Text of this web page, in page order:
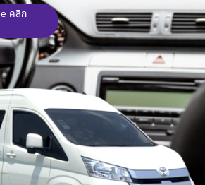
คลิก